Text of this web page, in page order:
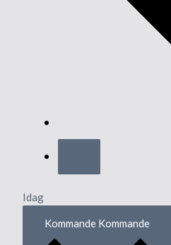
Idag
Kommande Kommande